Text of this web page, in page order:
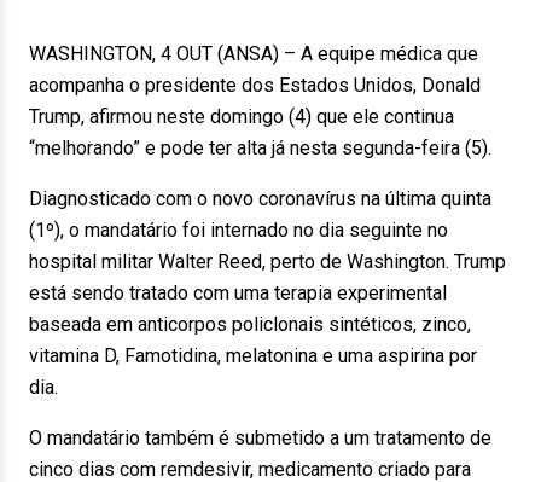
WASHINGTON, 4 OUT (ANSA) – A equipe médica que
acompanha o presidente dos Estados Unidos, Donald
Trump, afirmou neste domingo (4) que ele continua
“melhorando” e pode ter alta já nesta segunda-feira (5).
Diagnosticado com o novo coronavírus na última quinta
(1º), o mandatário foi internado no dia seguinte no
hospital militar Walter Reed, perto de Washington. Trump
está sendo tratado com uma terapia experimental
baseada em anticorpos policlonais sintéticos, zinco,
vitamina D, Famotidina, melatonina e uma aspirina por
dia.
O mandatário também é submetido a um tratamento de
cinco dias com remdesivir, medicamento criado para